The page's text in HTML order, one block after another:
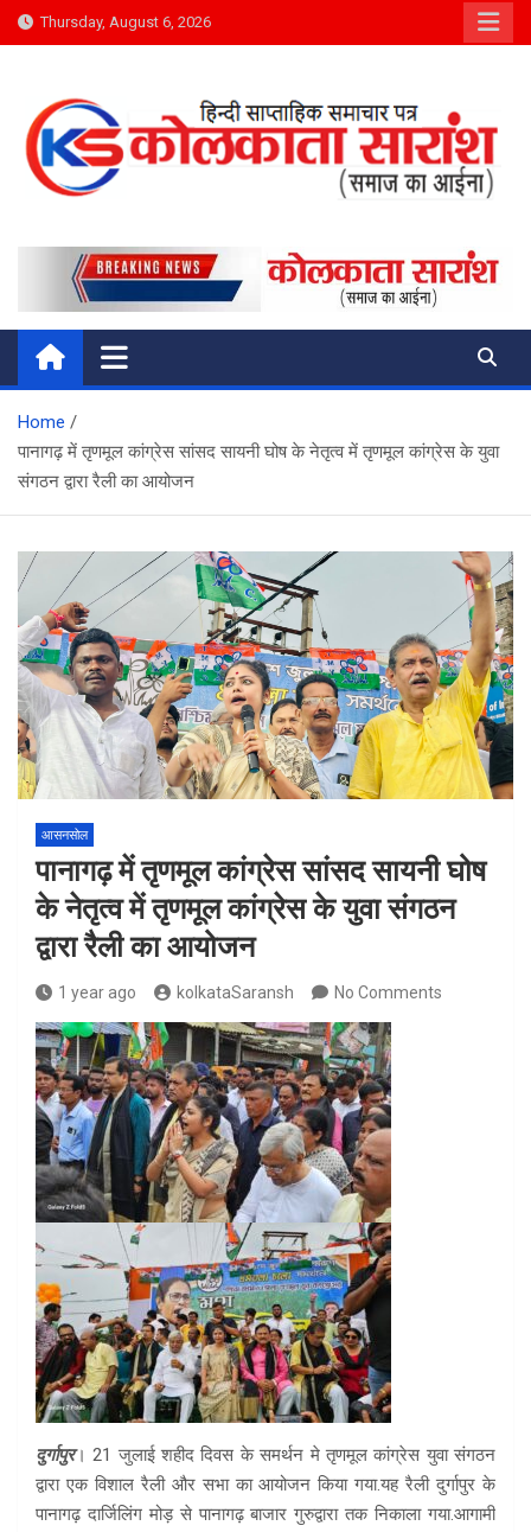
Skip
to
Thursday, August 6, 2026
Kolkata Saransh News
समाज का आईना
Home
पानागढ़ में तृणमूल कांग्रेस सांसद सायनी घोष के नेतृत्व में तृणमूल कांग्रेस के युवा
संगठन द्वारा रैली का आयोजन
आसनसोल
पानागढ़ में तृणमूल कांग्रेस सांसद सायनी घोष
के नेतृत्व में तृणमूल कांग्रेस के युवा संगठन
द्वारा रैली का आयोजन
1 year ago kolkataSaransh No Comments
दुर्गापुर। 21 जुलाई शहीद दिवस के समर्थन मे तृणमूल कांग्रेस युवा संगठन
द्वारा एक विशाल रैली और सभा का आयोजन किया गया.यह रैली दुर्गापुर के
पानागढ़ दार्जिलिंग मोड़ से पानागढ़ बाजार गुरुद्वारा तक निकाला गया.आगामी